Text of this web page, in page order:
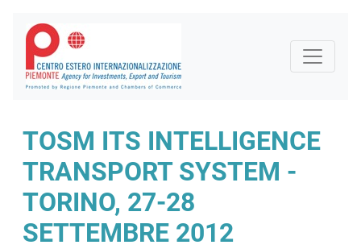
TOSM ITS INTELLIGENCE
TRANSPORT SYSTEM -
TORINO, 27-28
SETTEMBRE 2012